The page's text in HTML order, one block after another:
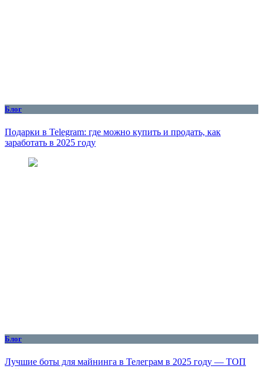
Блог
Подарки в Telegram: где можно купить и продать, как
заработать в 2025 году
Блог
Лучшие боты для майнинга в Телеграм в 2025 году — ТОП